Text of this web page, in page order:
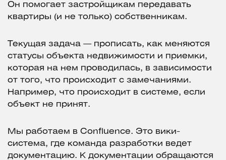
Он помогает застройщикам передавать
квартиры (и не только) собственникам.
Текущая задача — прописать, как меняются
статусы объекта недвижимости и приемки,
которая на нем проводилась, в зависимости
от того, что происходит с замечаниями.
Например, что происходит в системе, если
объект не принят.
Мы работаем в Confluence. Это вики-
система, где команда разработки ведет
документацию. К документации обращаются